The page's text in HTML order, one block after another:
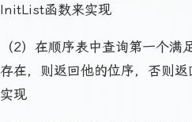
InitList函数来实现
（2）在顺序表中查询第一个满
存在，则返回他的位序，否则
实现